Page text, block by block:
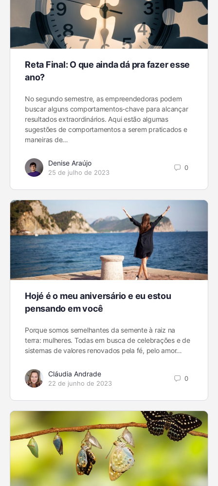
Reta Final: O que ainda dá pra fazer esse
ano?
No segundo semestre, as empreendedoras podem
buscar alguns comportamentos-chave para alcançar
resultados extraordinários. Aqui estão algumas
sugestões de comportamentos a serem praticados e
maneiras de…
Denise Araújo
25 de julho de 2023
0
Hojé é o meu aniversário e eu estou
pensando em você
Porque somos semelhantes da semente à raiz na
terra: mulheres. Todas em busca de celebrações e de
sistemas de valores renovados pela fé, pelo amor…
Cláudia Andrade
22 de junho de 2023
0